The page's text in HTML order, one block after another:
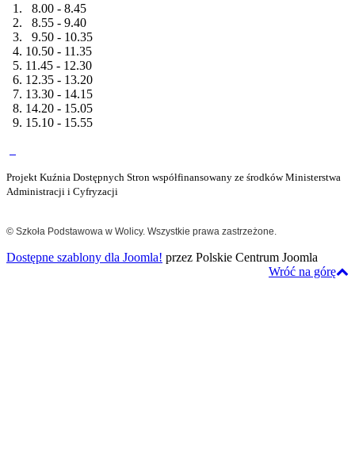
1. 8.00 - 8.45
2. 8.55 - 9.40
3. 9.50 - 10.35
4. 10.50 - 11.35
5. 11.45 - 12.30
6. 12.35 - 13.20
7. 13.30 - 14.15
8. 14.20 - 15.05
9. 15.10 - 15.55
Projekt Kuźnia Dostępnych Stron współfinansowany ze środków Ministerstwa
Administracji i Cyfryzacji
© Szkoła Podstawowa w Wolicy. Wszystkie prawa zastrzeżone.
Dostępne szablony dla Joomla! przez Polskie Centrum Joomla
Wróć na górę